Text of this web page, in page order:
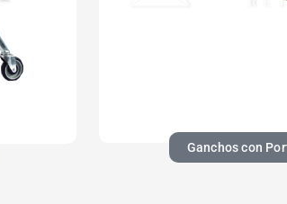
Ganchos con